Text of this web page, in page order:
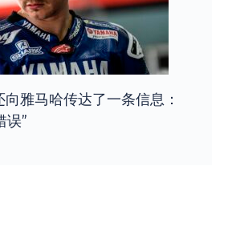
向雅马哈传达了一条信息：
误”